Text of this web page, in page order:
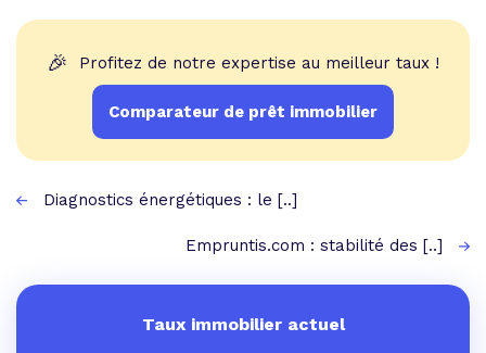
🎉 Profitez de notre expertise au meilleur taux !
Comparateur de prêt immobilier
Diagnostics énergétiques : le [..]
Empruntis.com : stabilité des [..]
Taux immobilier actuel